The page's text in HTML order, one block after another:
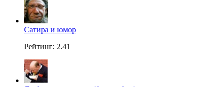
Сатира и юмор
Рейтинг: 2.41